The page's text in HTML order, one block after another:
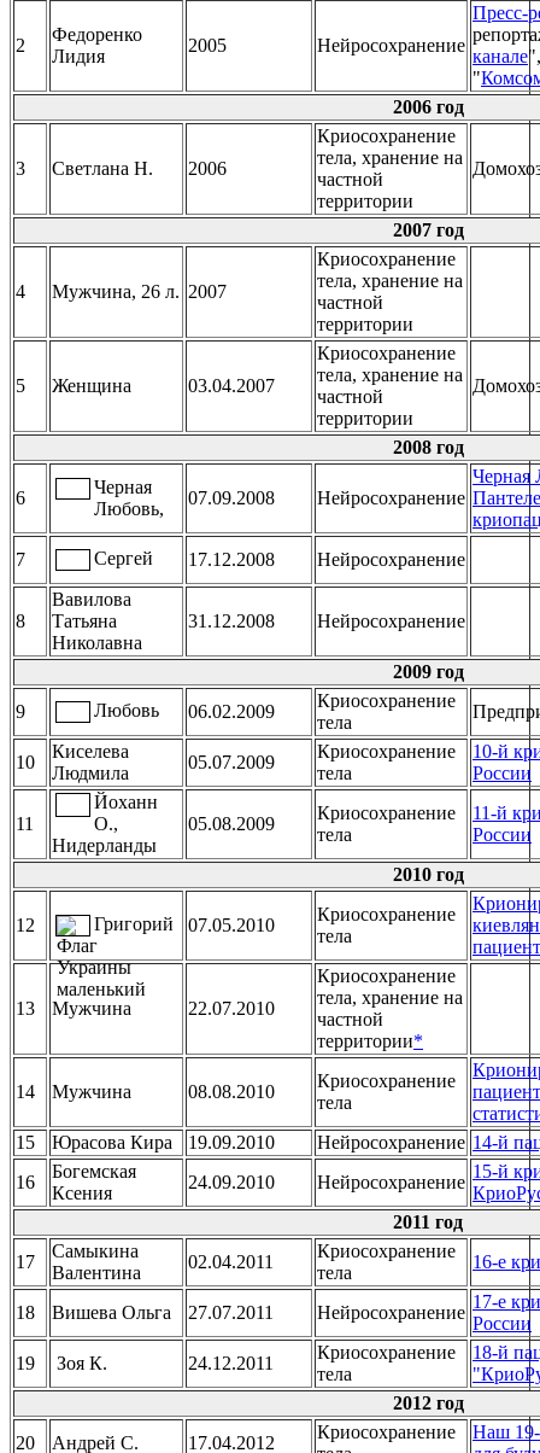
2
Федоренко
Лидия
2005 Нейросохранение
Пресс-
канале
"
2006 год
3 Светлана Н. 2006
Криосохранение
тела, хранение на
частной
территории
2007 год
4 Мужчина, 26 л. 2007
Криосохранение
тела, хранение на
частной
территории
5 Женщина 03.04.2007
Криосохранение
тела, хранение на
частной
территории
2008 год
6
Черная
Любовь,
07.09.2008 Нейросохранение
Черная
7
Сергей 17.12.2008 Нейросохранение
8
Вавилова
Татьяна
Николавна
31.12.2008 Нейросохранение
2009 год
9
Любовь 06.02.2009
Криосохранение
тела
10
Киселева
Людмила
05.07.2009
Криосохранение
тела
10-й
России
11
Йоханн
О.,
Нидерланды
05.08.2009
Криосохранение
тела
11-й
России
2010 год
12 Григорий 07.05.2010
Криосохранение
тела
13 Мужчина 22.07.2010
Криосохранение
тела, хранение на
частной
территории*
14 Мужчина 08.08.2010
Криосохранение
тела
15
Юрасова Кира 19.09.2010 Нейросохранение 14-й
16
Богемская
Ксения
24.09.2010 Нейросохранение
15-й
2011 год
17
Самыкина
Валентина
02.04.2011
Криосохранение
тела
16-е
18 Вишева Ольга 27.07.2011 Нейросохранение
17-е
России
19
Зоя К. 24.12.2011
Криосохранение
тела
18-й
2012 год
20
Андрей С. 17.04.2012
Криосохранение
Наш